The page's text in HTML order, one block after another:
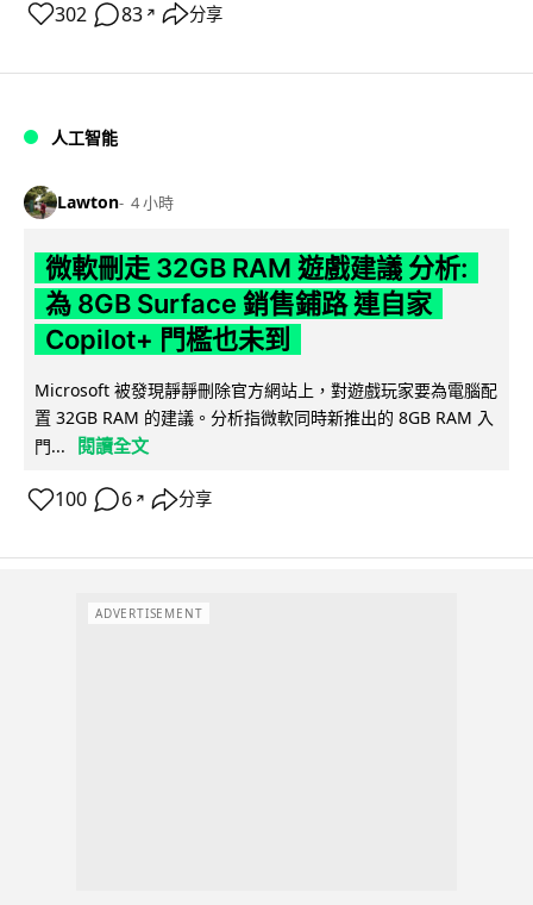
302 83 ↗ 分享
人工智能
Lawton 4 小時
微軟刪走 32GB RAM 遊戲建議 分析:
為 8GB Surface 銷售鋪路 連自家
Copilot+ 門檻也未到
Microsoft 被發現靜靜刪除官方網站上，對遊戲玩家要為電腦配
置 32GB RAM 的建議。分析指微軟同時新推出的 8GB RAM 入
門...
閱讀全文
100 6 ↗ 分享
ADVERTISEMENT